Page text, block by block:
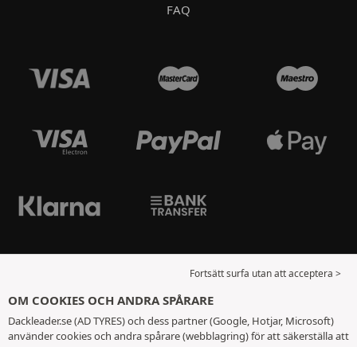
FAQ
Fortsätt surfa utan att acceptera >
OM COOKIES OCH ANDRA SPÅRARE
Dackleader.se (AD TYRES) och dess partner (Google, Hotjar, Microsoft)
använder cookies och andra spårare (webblagring) för att säkerställa att